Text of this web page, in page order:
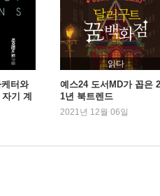
는 힘
학생 구루가 되다
음
터와
기 계
읽다
예스24 도서MD가 꼽은
1년 북트렌드
2021년 12월 06일